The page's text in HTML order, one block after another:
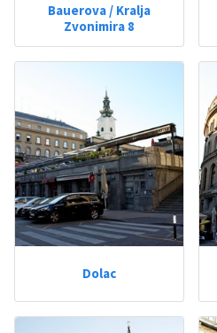
Bauerova / Kralja
Zvonimira 8
Dolac